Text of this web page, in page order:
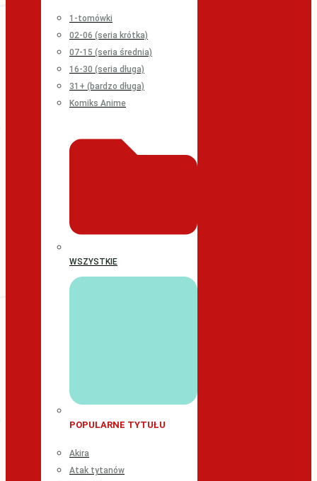
1-tomówki
02-06 (seria krótka)
07-15 (seria średnia)
16-30 (seria długa)
31+ (bardzo długa)
Komiks Anime
WSZYSTKIE
POPULARNE TYTUŁU
Akira
Atak tytanów